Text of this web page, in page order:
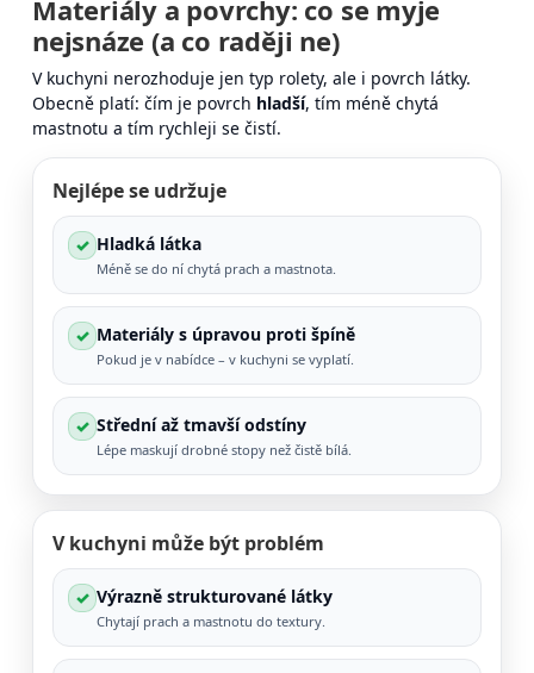
Materiály a povrchy: co se myje
nejsnáze (a co raději ne)
V kuchyni nerozhoduje jen typ rolety, ale i povrch látky.
Obecně platí: čím je povrch hladší, tím méně chytá
mastnotu a tím rychleji se čistí.
Nejlépe se udržuje
✓ Hladká látka
Méně se do ní chytá prach a mastnota.
✓ Materiály s úpravou proti špíně
Pokud je v nabídce – v kuchyni se vyplatí.
✓ Střední až tmavší odstíny
Lépe maskují drobné stopy než čistě bílá.
V kuchyni může být problém
✓ Výrazně strukturované látky
Chytají prach a mastnotu do textury.